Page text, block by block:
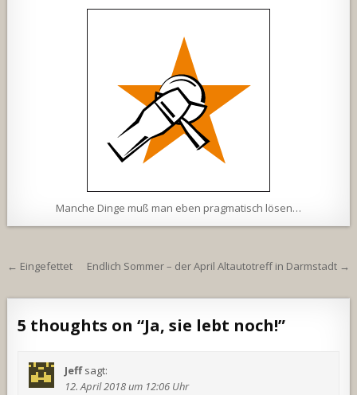
Manche Dinge muß man eben pragmatisch lösen…
Beitragsnavigation
← Eingefettet Endlich Sommer – der April Altautotreff in Darmstadt →
5 thoughts on “Ja, sie lebt noch!”
Jeffsagt:
12. April 2018 um 12:06 Uhr